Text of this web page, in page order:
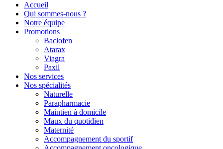
Accueil
Qui sommes-nous ?
Notre équipe
Promotions
Baclofen
Atarax
Viagra
Paxil
Nos services
Nos spécialités
Naturelle
Parapharmacie
Maintien à domicile
Maux du quotidien
Maternité
Accompagnement du sportif